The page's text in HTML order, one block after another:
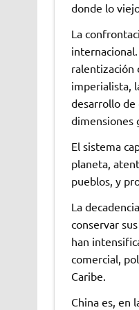
donde lo
La
ralentización
imperialista,
desarrollo de
dimensiones
El sistema
planeta,
pueblos, y
La
conservar
han
comercial,
Caribe.
China es, en